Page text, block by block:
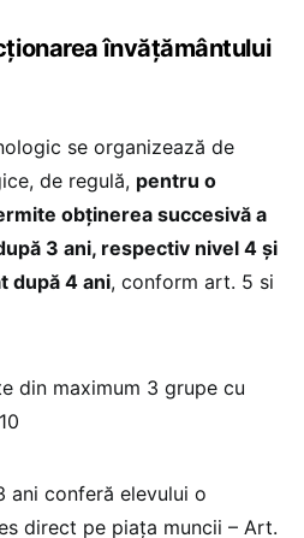
învățământului
se organizează de
de regulă, pentru o
obținerea succesivă a
3 ani, respectiv nivel 4 și
după 4 ani, conform art. 5 si
din maximum 3 grupe cu
ani conferă elevului o
direct pe piața muncii – Art.